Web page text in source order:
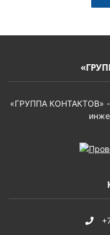
«ГРУППА КОНТАКТОВ» -